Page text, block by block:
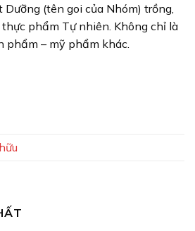
(tên goi của Nhóm) trồng,
phẩm Tự nhiên. Không chỉ là
phẩm – mỹ phẩm khác.